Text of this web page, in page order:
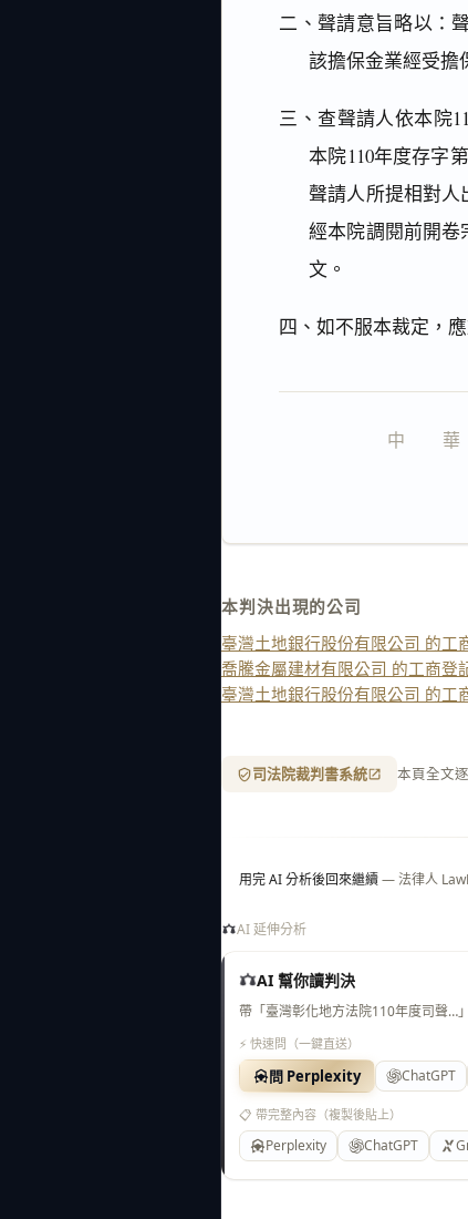
二、聲請意旨略以：
該擔保金業經受擔
三、查聲請人依本院
本院110年度存字
聲請人所提相對
經本院調閱前開
文。
四、如不服本裁定，
中　　華
本判決出現的公司
臺灣土地銀行股份有限公司 的工
喬騰金屬建材有限公司 的工商登
臺灣土地銀行股份有限公司 的工
司法院裁判書系統 本頁全文
用完 AI 分析後回來繼續— 法律人
AI 延伸分析
AI 幫你讀判決
帶「臺灣彰化地方法院110年度司聲
⚡ 快速問（一鍵直送）
問 Perplexity ChatGPT
📋 帶完整內容（複製後貼上）
Perplexity ChatGPT